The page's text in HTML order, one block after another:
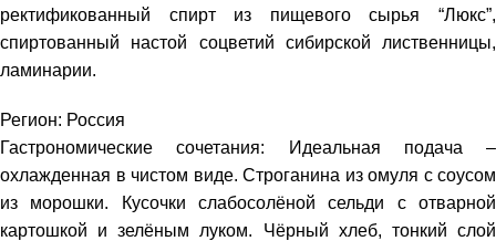
ректификованный спирт из пищевого сырья “Люкс”,
спиртованный настой соцветий сибирской лиственницы,
ламинарии.
Регион: Россия
Гастрономические сочетания: Идеальная подача –
охлажденная в чистом виде. Строганина из омуля с соусом
из морошки. Кусочки слабосолёной сельди с отварной
картошкой и зелёным луком. Чёрный хлеб, тонкий слой